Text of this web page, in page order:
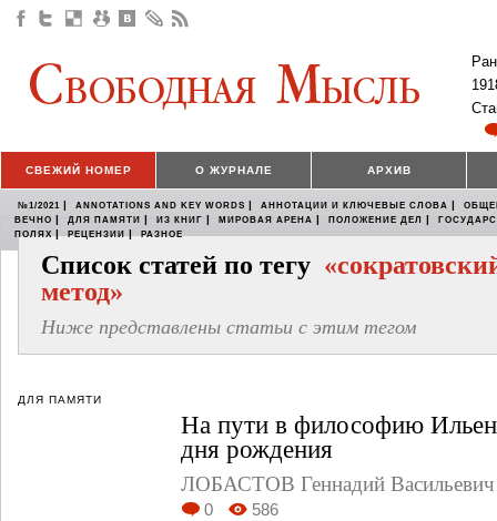
СВЕЖИЙ НОМЕР О ЖУРНАЛЕ АРХИВ
№1/2021 | ANNOTATIONS AND KEY WORDS | АННОТАЦИИ И КЛЮЧЕВЫЕ СЛОВА |
ВЕЧНО | ДЛЯ ПАМЯТИ | ИЗ КНИГ | МИРОВАЯ АРЕНА | ПОЛОЖЕНИЕ ДЕЛ |
ПОЛЯХ | РЕЦЕНЗИИ | РАЗНОЕ
Список статей по тегу
метод»
Ниже представлены статьи с этим тегом
ДЛЯ ПАМЯТИ
На пути в философию
дня рождения
ЛОБАСТОВ Геннадий Васильевич
0 586